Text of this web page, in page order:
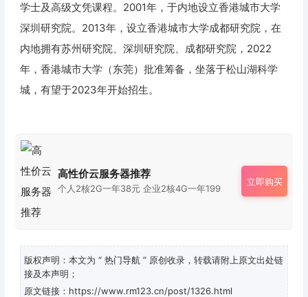
学士及高级文凭课程。2001年，于内地设立香港城市大学
深圳研究院。2013年，设立香港城市大学成都研究院，在
内地拥有苏州研究院、深圳研究院、成都研究院，2022
年，香港城市大学（东莞）批准筹备，坐落于松山湖科学
城，有望于2023年开始招生。
高性价云服务器推荐
个人2核2G一年38元 企业2核4G一年199
立即购买
版权声明：本文为 “ 热门导航 ” 原创收录，转载请附上原文出处链
接及本声明；
原文链接：https://www.rm123.cn/post/1326.html